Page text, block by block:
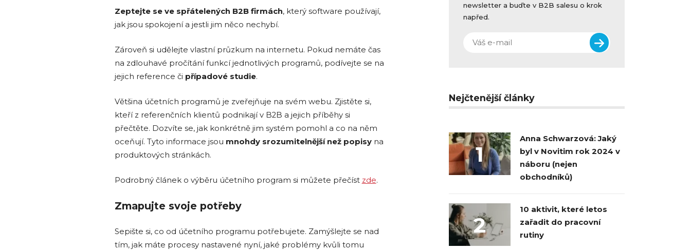
Zeptejte se ve spřátelených B2B firmách, který software používají,
jak jsou spokojení a jestli jim něco nechybí.
Zároveň si udělejte vlastní průzkum na internetu. Pokud nemáte čas
na zdlouhavé pročítání funkcí jednotlivých programů, podívejte se na
jejich reference či případové studie.
Většina účetních programů je zveřejňuje na svém webu. Zjistěte si,
kteří z referenčních klientů podnikají v B2B a jejich příběhy si
přečtěte. Dozvíte se, jak konkrétně jim systém pomohl a co na něm
oceňují. Tyto informace jsou mnohdy srozumitelnější než popisy na
produktových stránkách.
Podrobný článek o výběru účetního program si můžete přečíst zde.
Zmapujte svoje potřeby
Sepište si, co od účetního programu potřebujete. Zamýšlejte se nad
tím, jak máte procesy nastavené nyní, jaké problémy kvůli tomu
newsletter a buďte v B2B salesu o krok
napřed.
Nejčtenější články
1
Anna Schwarzová: Jaký
byl v Novitim rok 2024 v
náboru (nejen
obchodníků)
2
10 aktivit, které letos
zařadit do pracovní
rutiny